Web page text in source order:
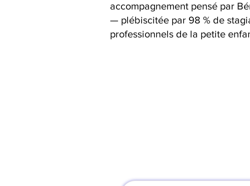
accompagnement pensé par
— plébiscitée par 98 % de
professionnels de la petite